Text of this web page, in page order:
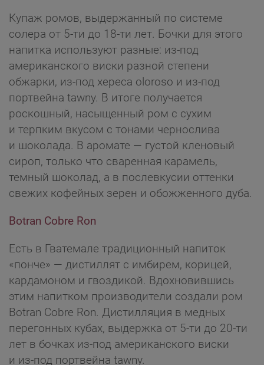
Купаж ромов, выдержанный по системе
солера от 5-ти до 18-ти лет. Бочки для этого
напитка используют разные: из-под
американского виски разной степени
обжарки, из-под хереса oloroso и из-под
портвейна tawny. В итоге получается
роскошный, насыщенный ром с сухим
и терпким вкусом с тонами чернослива
и шоколада. В аромате — густой кленовый
сироп, только что сваренная карамель,
темный шоколад, а в послевкусии оттенки
свежих кофейных зерен и обожженного дуба.
Botran Cobre Ron
Есть в Гватемале традиционный напиток
«понче» — дистиллят с имбирем, корицей,
кардамоном и гвоздикой. Вдохновившись
этим напитком производители создали ром
Botran Cobre Ron. Дистилляция в медных
перегонных кубах, выдержка от 5-ти до 20-ти
лет в бочках из-под американского виски
и из-под портвейна tawny.